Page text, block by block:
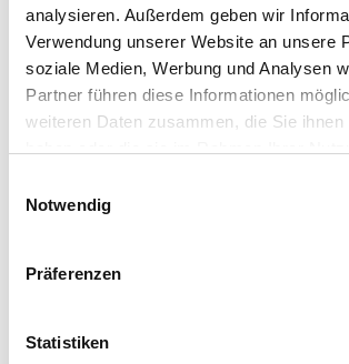
analysieren. Außerdem geben wir
Verwendung unserer Website an unsere
soziale Medien, Werbung und Analysen
Partner führen diese Informationen
weiteren Daten zusammen, die Sie ihnen
Cookies, wenn Sie unsere Webseite
Notwendig
Präferenzen
Statistiken
zu testen.
Termin in Kärnten:25. April
Zeit:9:00-16:00 Uhr
Ort:9722 Töplitsch
Zeit:9:00-16:00 Uhr
Termin im Waldviertel:
Verkaufsberater für